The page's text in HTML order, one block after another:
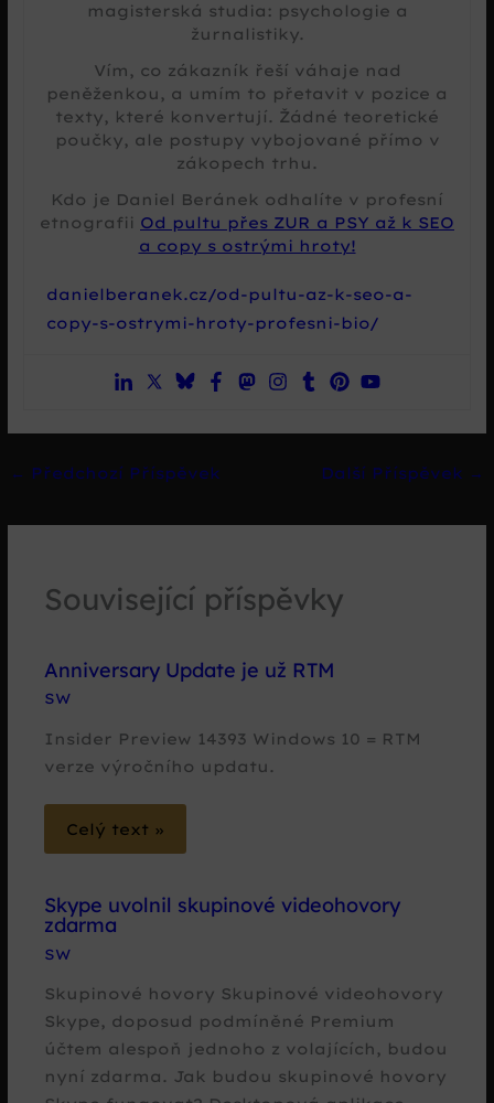
magisterská studia: psychologie a
žurnalistiky.
Vím, co zákazník řeší váhaje nad
peněženkou, a umím to přetavit v pozice a
texty, které konvertují. Žádné teoretické
poučky, ale postupy vybojované přímo v
zákopech trhu.
Kdo je Daniel Beránek odhalíte v profesní
etnografii Od pultu přes ZUR a PSY až k SEO
a copy s ostrými hroty!
danielberanek.cz/od-pultu-az-k-seo-a-
copy-s-ostrymi-hroty-profesni-bio/
← Předchozí Příspěvek Další Příspěvek →
Související příspěvky
Anniversary Update je už RTM
SW
Insider Preview 14393 Windows 10 = RTM
verze výročního updatu.
Celý text »
Skype uvolnil skupinové videohovory
zdarma
SW
Skupinové hovory Skupinové videohovory
Skype, doposud podmíněné Premium
účtem alespoň jednoho z volajících, budou
nyní zdarma. Jak budou skupinové hovory